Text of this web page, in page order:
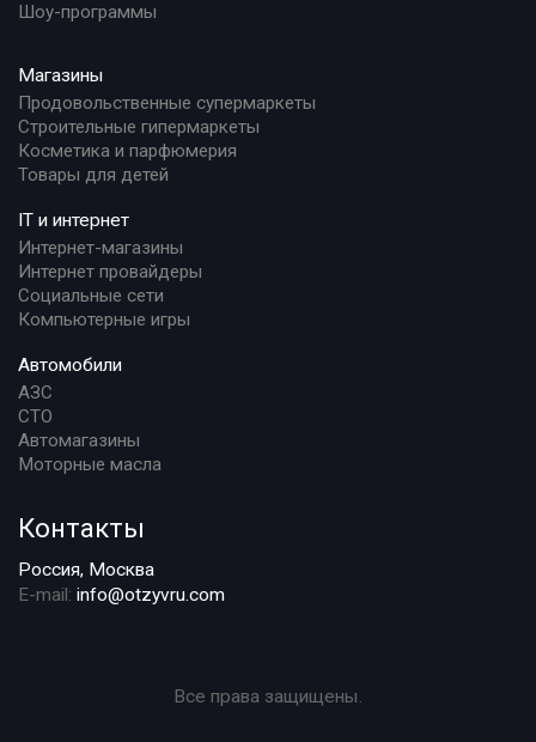
Шоу-программы
Магазины
Продовольственные супермаркеты
Строительные гипермаркеты
Косметика и парфюмерия
Товары для детей
IT и интернет
Интернет-магазины
Интернет провайдеры
Социальные сети
Компьютерные игры
Автомобили
АЗС
СТО
Автомагазины
Моторные масла
Контакты
Россия, Москва
E-mail: info@otzyvru.com
Все права защищены.